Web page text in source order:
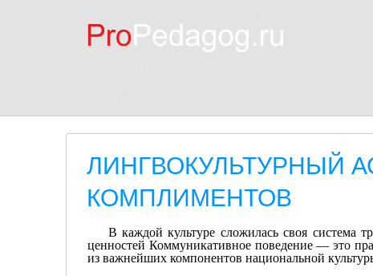
ЛИНГВОКУЛЬТУРНЫЙ
КОМПЛИМЕНТОВ
В каждой культуре сложилась своя система
ценностей Коммуникативное поведение — это
из важнейших ком­понентов национальной